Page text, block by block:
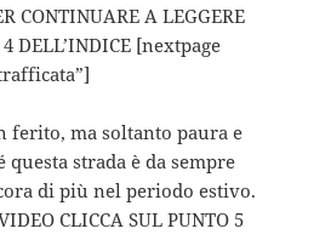
CONTINUARE A LEGGERE
DELL’INDICE [nextpage
ferito, ma soltanto paura e
questa strada è da sempre
di più nel periodo estivo.
CLICCA SUL PUNTO 5